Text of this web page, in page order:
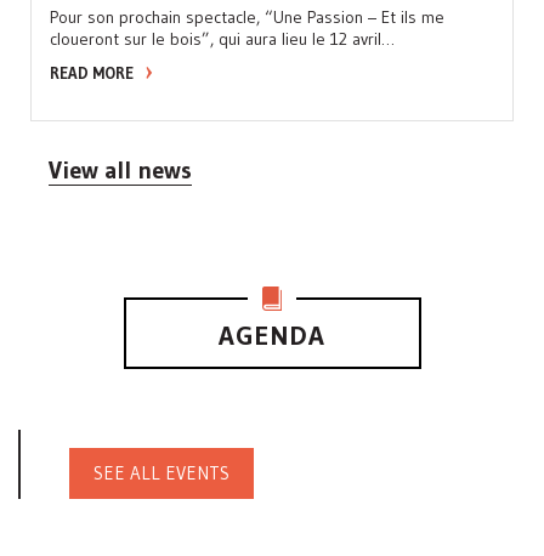
Pour son prochain spectacle, “Une Passion – Et ils me
cloueront sur le bois”, qui aura lieu le 12 avril…
READ MORE
View all news
AGENDA
SEE ALL EVENTS